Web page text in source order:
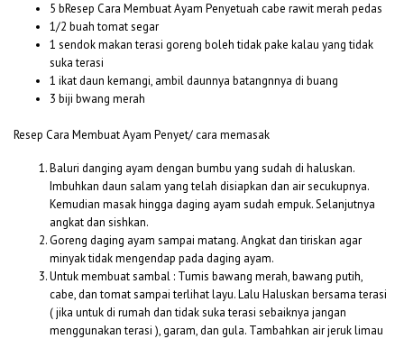
5 bResep Cara Membuat Ayam Penyetuah cabe rawit merah pedas
1/2 buah tomat segar
1 sendok makan terasi goreng boleh tidak pake kalau yang tidak
suka terasi
1 ikat daun kemangi, ambil daunnya batangnnya di buang
3 biji bwang merah
Resep Cara Membuat Ayam Penyet/ cara memasak
Baluri danging ayam dengan bumbu yang sudah di haluskan.
Imbuhkan daun salam yang telah disiapkan dan air secukupnya.
Kemudian masak hingga daging ayam sudah empuk. Selanjutnya
angkat dan sishkan.
Goreng daging ayam sampai matang. Angkat dan tiriskan agar
minyak tidak mengendap pada daging ayam.
Untuk membuat sambal : Tumis bawang merah, bawang putih,
cabe, dan tomat sampai terlihat layu. Lalu Haluskan bersama terasi
( jika untuk di rumah dan tidak suka terasi sebaiknya jangan
menggunakan terasi ), garam, dan gula. Tambahkan air jeruk limau